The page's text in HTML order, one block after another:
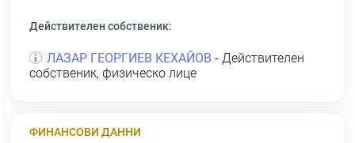
Действителен собственик:
ЛАЗАР ГЕОРГИЕВ КЕХАЙОВ - Действителен
собственик, физическо лице
ФИНАНСОВИ ДАННИ